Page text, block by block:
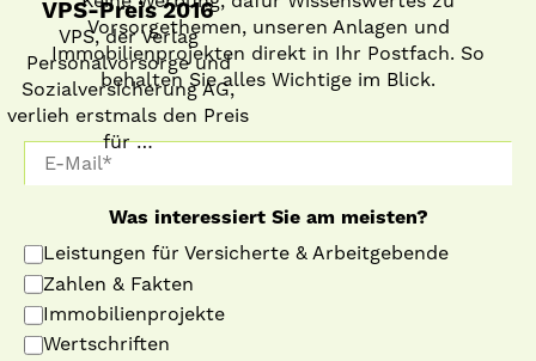
VPS-Preis 2016
VPS, der Verlag
Personalvorsorge und
Sozialversicherung AG,
verlieh erstmals den Preis
für …
Vorsorgethemen, unseren Anlagen und
Immobilienprojekten direkt in Ihr Postfach. So
behalten Sie alles Wichtige im Blick.
Was interessiert Sie am meisten?
Leistungen für Versicherte & Arbeitgebende
Zahlen & Fakten
Immobilienprojekte
Wertschriften